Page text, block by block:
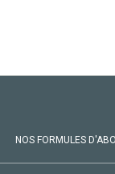
NOS FORMULES